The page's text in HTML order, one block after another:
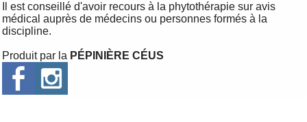
Il est conseillé d'avoir recours à la phytothérapie sur avis
médical auprès de médecins ou personnes formés à la
discipline.
Produit par la PÉPINIÈRE CÉUS